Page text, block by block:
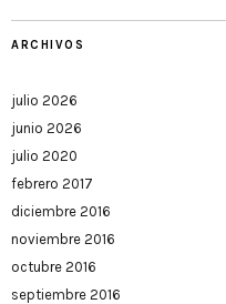
ARCHIVOS
julio 2026
junio 2026
julio 2020
febrero 2017
diciembre 2016
noviembre 2016
octubre 2016
septiembre 2016